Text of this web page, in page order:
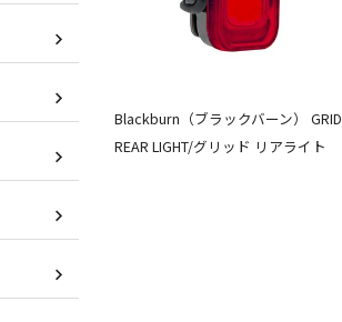
Blackburn（ブラックバーン） GRID
REAR LIGHT/グリッド リアライト